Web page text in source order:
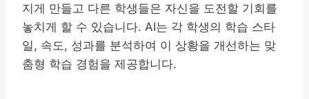
지게 만들고 다른 학생들은 자신을 도전할 기회를
놓치게 할 수 있습니다. AI는 각 학생의 학습 스타
일, 속도, 성과를 분석하여 이 상황을 개선하는 맞
춤형 학습 경험을 제공합니다.